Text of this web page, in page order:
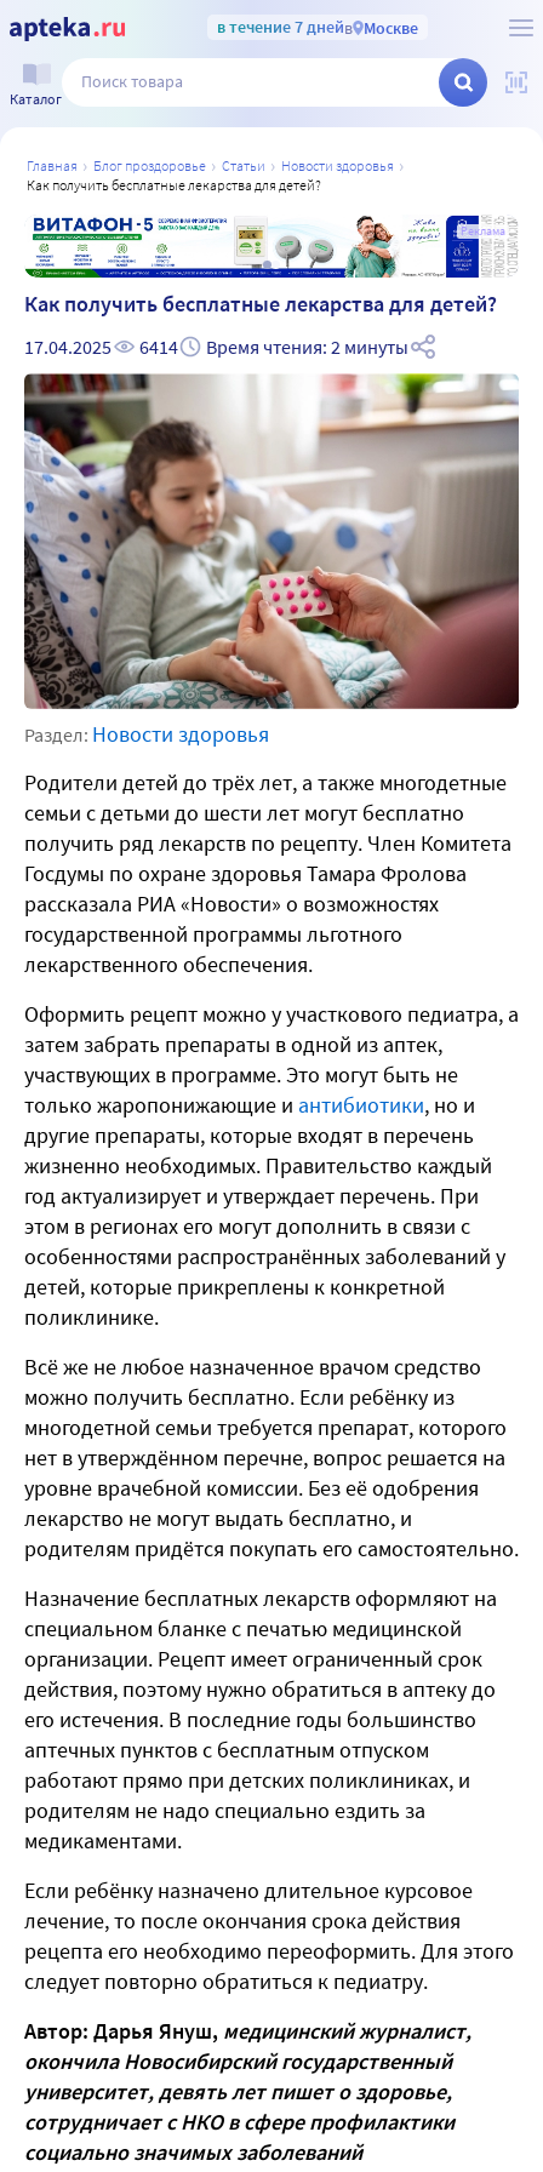
в течение 7 днейв Москве
Каталог
главная блог проздоровье статьи
новости здоровья
как получить бесплатные лекарства для детей?
Реклама
Как получить бесплатные лекарства для детей?
17.04.2025 6414 Время чтения: 2 минуты
Раздел: Новости здоровья
Родители детей до трёх лет, а также многодетные
семьи с детьми до шести лет могут бесплатно
получить ряд лекарств по рецепту. Член Комитета
Госдумы по охране здоровья Тамара Фролова
рассказала РИА «Новости» о возможностях
государственной программы льготного
лекарственного обеспечения.
Оформить рецепт можно у участкового педиатра, а
затем забрать препараты в одной из аптек,
участвующих в программе. Это могут быть не
только жаропонижающие и антибиотики, но и
другие препараты, которые входят в перечень
жизненно необходимых. Правительство каждый
год актуализирует и утверждает перечень. При
этом в регионах его могут дополнить в связи с
особенностями распространённых заболеваний у
детей, которые прикреплены к конкретной
поликлинике.
Всё же не любое назначенное врачом средство
можно получить бесплатно. Если ребёнку из
многодетной семьи требуется препарат, которого
нет в утверждённом перечне, вопрос решается на
уровне врачебной комиссии. Без её одобрения
лекарство не могут выдать бесплатно, и
родителям придётся покупать его самостоятельно.
Назначение бесплатных лекарств оформляют на
специальном бланке с печатью медицинской
организации. Рецепт имеет ограниченный срок
действия, поэтому нужно обратиться в аптеку до
его истечения. В последние годы большинство
аптечных пунктов с бесплатным отпуском
работают прямо при детских поликлиниках, и
родителям не надо специально ездить за
медикаментами.
Если ребёнку назначено длительное курсовое
лечение, то после окончания срока действия
рецепта его необходимо переоформить. Для этого
следует повторно обратиться к педиатру.
Автор: Дарья Януш, медицинский журналист,
окончила Новосибирский государственный
университет, девять лет пишет о здоровье,
сотрудничает с НКО в сфере профилактики
социально значимых заболеваний